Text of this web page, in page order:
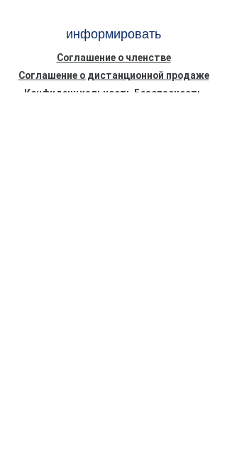
информировать
Соглашение о членстве
Соглашение о дистанционной продаже
Конфиденциальность Безопасность